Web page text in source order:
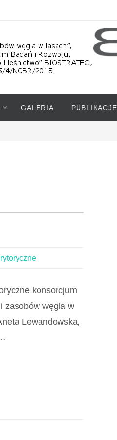
GALERIA PUBLIKACJE
konsorcjum
zasobów węgla w
Lewandowska,